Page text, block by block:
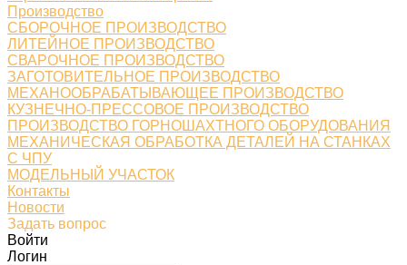
Производство
СБОРОЧНОЕ ПРОИЗВОДСТВО
ЛИТЕЙНОЕ ПРОИЗВОДСТВО
СВАРОЧНОЕ ПРОИЗВОДСТВО
ЗАГОТОВИТЕЛЬНОЕ ПРОИЗВОДСТВО
МЕХАНООБРАБАТЫВАЮЩЕЕ ПРОИЗВОДСТВО
КУЗНЕЧНО-ПРЕССОВОЕ ПРОИЗВОДСТВО
ПРОИЗВОДСТВО ГОРНОШАХТНОГО ОБОРУДОВАНИЯ
МЕХАНИЧЕСКАЯ ОБРАБОТКА ДЕТАЛЕЙ НА СТАНКАХ
С ЧПУ
МОДЕЛЬНЫЙ УЧАСТОК
Контакты
Новости
Задать вопрос
Войти
Логин